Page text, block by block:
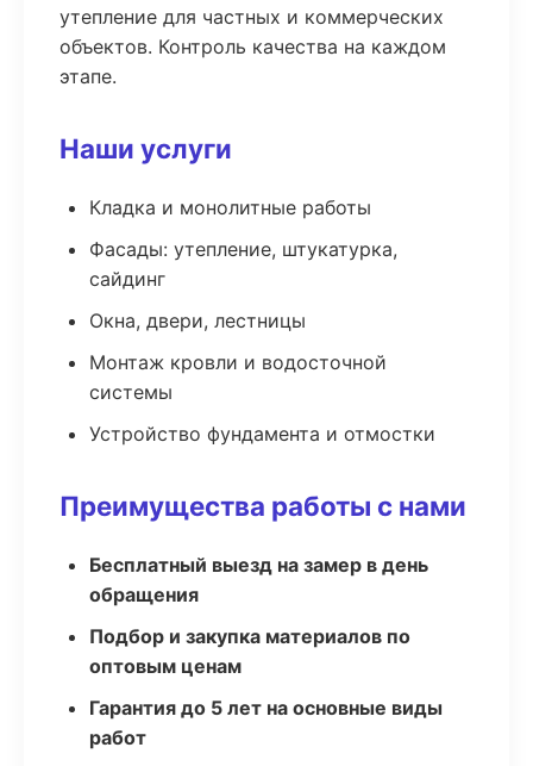
утепление для частных и коммерческих
объектов. Контроль качества на каждом
этапе.
Наши услуги
Кладка и монолитные работы
Фасады: утепление, штукатурка,
сайдинг
Окна, двери, лестницы
Монтаж кровли и водосточной
системы
Устройство фундамента и отмостки
Преимущества работы с нами
Бесплатный выезд на замер в день
обращения
Подбор и закупка материалов по
оптовым ценам
Гарантия до 5 лет на основные виды
работ